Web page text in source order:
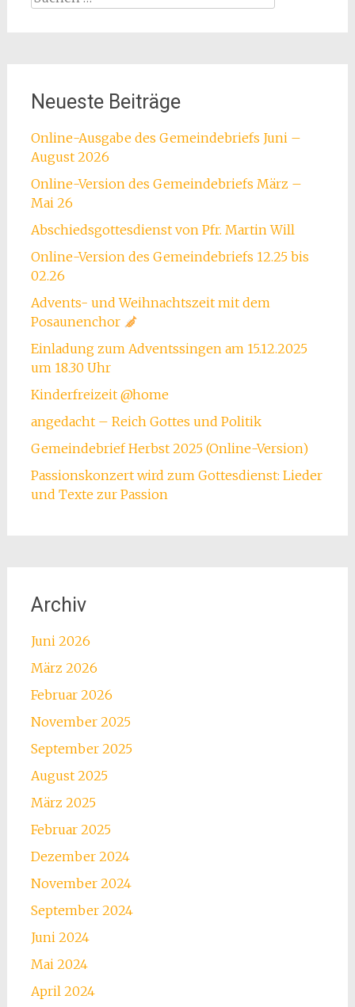
Neueste Beiträge
Online-Ausgabe des Gemeindebriefs Juni –
August 2026
Online-Version des Gemeindebriefs März –
Mai 26
Abschiedsgottesdienst von Pfr. Martin Will
Online-Version des Gemeindebriefs 12.25 bis
02.26
Advents- und Weihnachtszeit mit dem
Posaunenchor
Einladung zum Adventssingen am 15.12.2025
um 18.30 Uhr
Kinderfreizeit @home
angedacht – Reich Gottes und Politik
Gemeindebrief Herbst 2025 (Online-Version)
Passionskonzert wird zum Gottesdienst: Lieder
und Texte zur Passion
Archiv
Juni 2026
März 2026
Februar 2026
November 2025
September 2025
August 2025
März 2025
Februar 2025
Dezember 2024
November 2024
September 2024
Juni 2024
Mai 2024
April 2024